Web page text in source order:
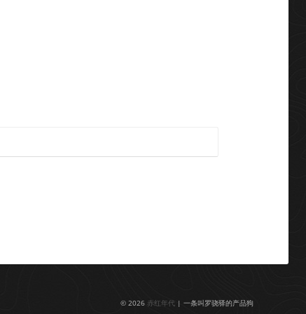
© 2026 赤红年代 | 一条叫罗骁驿的产品狗